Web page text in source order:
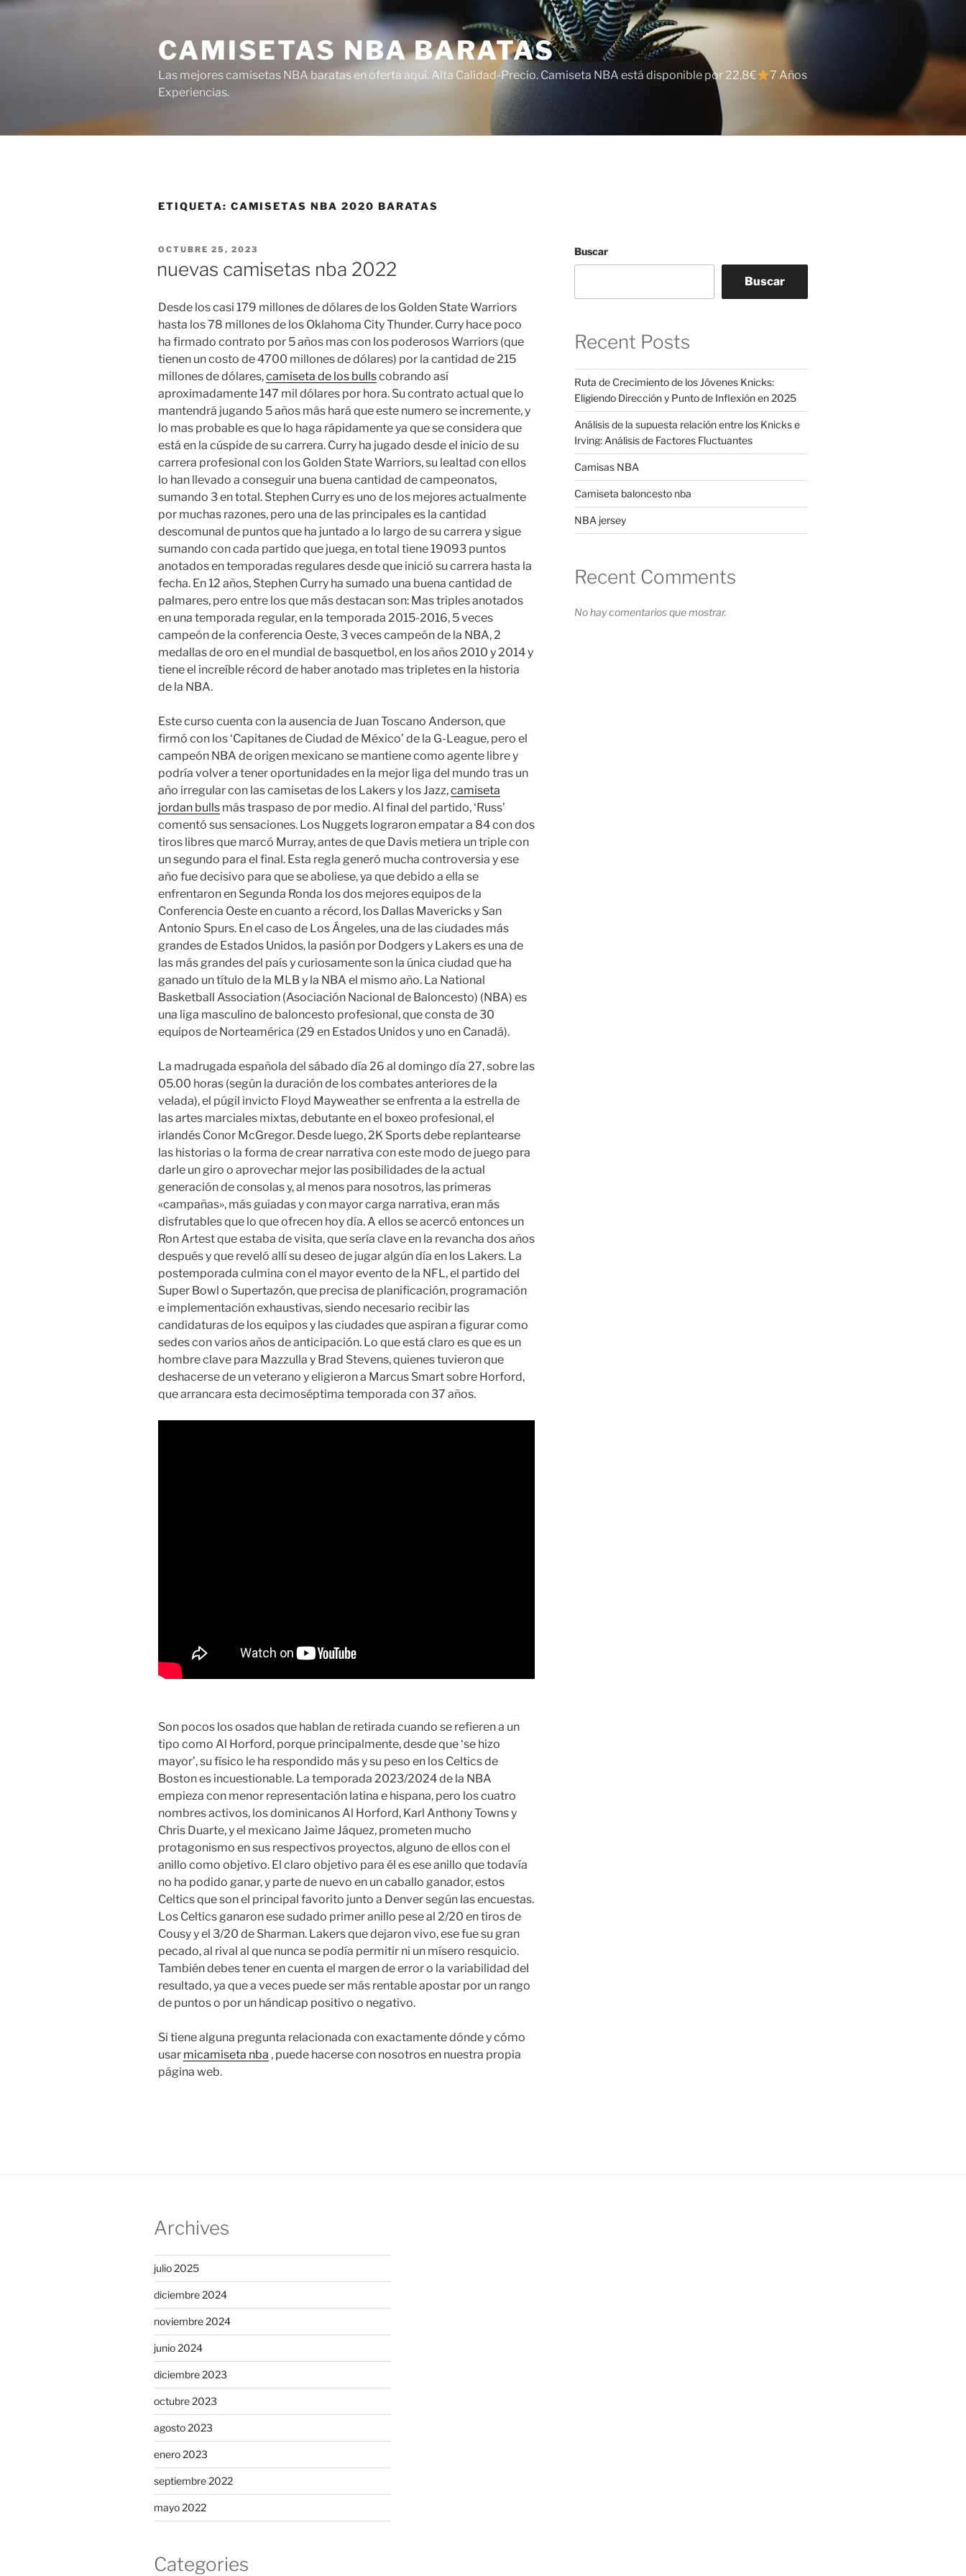
Saltar
CAMISETAS NBA BARATAS
Las mejores camisetas NBA baratas en oferta aquí. Alta Calidad-Precio. Camiseta NBA está disponible por 22,8€
7 Años
Experiencias.
ETIQUETA: CAMISETAS NBA 2020 BARATAS
PUBLICADO
OCTUBRE 25, 2023
nuevas camisetas nba 2022
Desde los casi 179 millones de dólares de los Golden State Warriors
hasta los 78 millones de los Oklahoma City Thunder. Curry hace poco
ha firmado contrato por 5 años mas con los poderosos Warriors (que
tienen un costo de 4700 millones de dólares) por la cantidad de 215
millones de dólares,camiseta de los bullscobrando así
aproximadamente 147 mil dólares por hora. Su contrato actual que lo
mantendrá jugando 5 años más hará que este numero se incremente, y
lo mas probable es que lo haga rápidamente ya que se considera que
está en la cúspide de su carrera. Curry ha jugado desde el inicio de su
carrera profesional con los Golden State Warriors, su lealtad con ellos
lo han llevado a conseguir una buena cantidad de campeonatos,
sumando 3 en total. Stephen Curry es uno de los mejores actualmente
por muchas razones, pero una de las principales es la cantidad
descomunal de puntos que ha juntado a lo largo de su carrera y sigue
sumando con cada partido que juega, en total tiene 19093 puntos
anotados en temporadas regulares desde que inició su carrera hasta la
fecha. En 12 años, Stephen Curry ha sumado una buena cantidad de
palmares, pero entre los que más destacan son: Mas triples anotados
en una temporada regular, en la temporada 2015-2016, 5 veces
campeón de la conferencia Oeste, 3 veces campeón de la NBA, 2
medallas de oro en el mundial de basquetbol, en los años 2010 y 2014 y
tiene el increíble récord de haber anotado mas tripletes en la historia
de la NBA.
Este curso cuenta con la ausencia de Juan Toscano Anderson, que
firmó con los ‘Capitanes de Ciudad de México’ de la G-League, pero el
campeón NBA de origen mexicano se mantiene como agente libre y
podría volver a tener oportunidades en la mejor liga del mundo tras un
año irregular con las camisetas de los Lakers y los Jazz,camiseta
jordan bulls más traspaso de por medio. Al final del partido, ‘Russ’
comentó sus sensaciones. Los Nuggets lograron empatar a 84 con dos
tiros libres que marcó Murray, antes de que Davis metiera un triple con
un segundo para el final. Esta regla generó mucha controversia y ese
año fue decisivo para que se aboliese, ya que debido a ella se
enfrentaron en Segunda Ronda los dos mejores equipos de la
Conferencia Oeste en cuanto a récord, los Dallas Mavericks y San
Antonio Spurs. En el caso de Los Ángeles, una de las ciudades más
grandes de Estados Unidos, la pasión por Dodgers y Lakers es una de
las más grandes del país y curiosamente son la única ciudad que ha
ganado un título de la MLB y la NBA el mismo año. La National
Basketball Association (Asociación Nacional de Baloncesto) (NBA) es
una liga masculino de baloncesto profesional, que consta de 30
equipos de Norteamérica (29 en Estados Unidos y uno en Canadá).
La madrugada española del sábado día 26 al domingo día 27, sobre las
05.00 horas (según la duración de los combates anteriores de la
velada), el púgil invicto Floyd Mayweather se enfrenta a la estrella de
las artes marciales mixtas, debutante en el boxeo profesional, el
irlandés Conor McGregor. Desde luego, 2K Sports debe replantearse
las historias o la forma de crear narrativa con este modo de juego para
darle un giro o aprovechar mejor las posibilidades de la actual
generación de consolas y, al menos para nosotros, las primeras
«campañas», más guiadas y con mayor carga narrativa, eran más
disfrutables que lo que ofrecen hoy día. A ellos se acercó entonces un
Ron Artest que estaba de visita, que sería clave en la revancha dos años
después y que reveló allí su deseo de jugar algún día en los Lakers. La
postemporada culmina con el mayor evento de la NFL, el partido del
Super Bowl o Supertazón, que precisa de planificación, programación
e implementación exhaustivas, siendo necesario recibir las
candidaturas de los equipos y las ciudades que aspiran a figurar como
sedes con varios años de anticipación. Lo que está claro es que es un
hombre clave para Mazzulla y Brad Stevens, quienes tuvieron que
deshacerse de un veterano y eligieron a Marcus Smart sobre Horford,
que arrancara esta decimoséptima temporada con 37 años.
Son pocos los osados que hablan de retirada cuando se refieren a un
tipo como Al Horford, porque principalmente, desde que ‘se hizo
mayor’, su físico le ha respondido más y su peso en los Celtics de
Boston es incuestionable. La temporada 2023/2024 de la NBA
empieza con menor representación latina e hispana, pero los cuatro
nombres activos, los dominicanos Al Horford, Karl Anthony Towns y
Chris Duarte, y el mexicano Jaime Jáquez, prometen mucho
protagonismo en sus respectivos proyectos, alguno de ellos con el
anillo como objetivo. El claro objetivo para él es ese anillo que todavía
no ha podido ganar, y parte de nuevo en un caballo ganador, estos
Celtics que son el principal favorito junto a Denver según las encuestas.
Los Celtics ganaron ese sudado primer anillo pese al 2/20 en tiros de
Cousy y el 3/20 de Sharman. Lakers que dejaron vivo, ese fue su gran
pecado, al rival al que nunca se podía permitir ni un mísero resquicio.
También debes tener en cuenta el margen de error o la variabilidad del
resultado, ya que a veces puede ser más rentable apostar por un rango
de puntos o por un hándicap positivo o negativo.
Si tiene alguna pregunta relacionada con exactamente dónde y cómo
usar micamiseta nba , puede hacerse con nosotros en nuestra propia
página web.
Buscar
Buscar
Recent Posts
Ruta de Crecimiento de los Jóvenes Knicks:
Eligiendo Dirección y Punto de Inflexión en 2025
Análisis de la supuesta relación entre los Knicks e
Irving: Análisis de Factores Fluctuantes
Camisas NBA
Camiseta baloncesto nba
NBA jersey
Recent Comments
No hay comentarios que mostrar.
Archives
julio 2025
diciembre 2024
noviembre 2024
junio 2024
diciembre 2023
octubre 2023
agosto 2023
enero 2023
septiembre 2022
mayo 2022
Categories